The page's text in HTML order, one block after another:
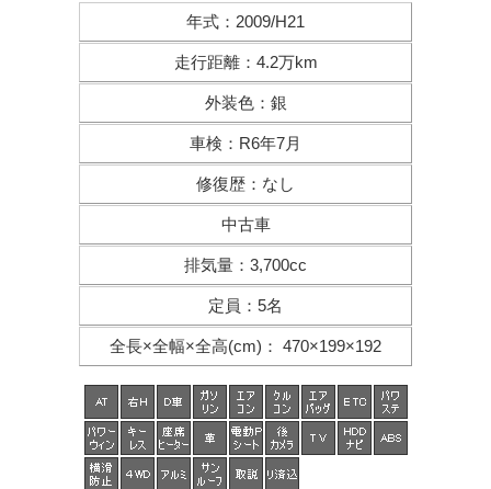
年式 ： 2009/H21
走行距離： 4.2万km
外装色： 銀
車検 ： R6年7月
修復歴 ： なし
中古車
排気量 ： 3,700cc
定員 ： 5名
全長×全幅×全高(cm) ： 470×199×192